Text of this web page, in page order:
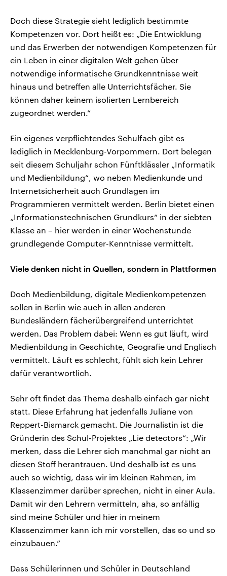
Doch diese Strategie sieht lediglich bestimmte
Kompetenzen vor. Dort heißt es: „Die Entwicklung
und das Erwerben der notwendigen Kompetenzen für
ein Leben in einer digitalen Welt gehen über
notwendige informatische Grundkenntnisse weit
hinaus und betreffen alle Unterrichtsfächer. Sie
können daher keinem isolierten Lernbereich
zugeordnet werden.“
Ein eigenes verpflichtendes Schulfach gibt es
lediglich in Mecklenburg-Vorpommern. Dort belegen
seit diesem Schuljahr schon Fünftklässler „Informatik
und Medienbildung“, wo neben Medienkunde und
Internetsicherheit auch Grundlagen im
Programmieren vermittelt werden. Berlin bietet einen
„Informationstechnischen Grundkurs“ in der siebten
Klasse an – hier werden in einer Wochenstunde
grundlegende Computer-Kenntnisse vermittelt.
Viele denken nicht in Quellen, sondern in Plattformen
Doch Medienbildung, digitale Medienkompetenzen
sollen in Berlin wie auch in allen anderen
Bundesländern fächerübergreifend unterrichtet
werden. Das Problem dabei: Wenn es gut läuft, wird
Medienbildung in Geschichte, Geografie und Englisch
vermittelt. Läuft es schlecht, fühlt sich kein Lehrer
dafür verantwortlich.
Sehr oft findet das Thema deshalb einfach gar nicht
statt. Diese Erfahrung hat jedenfalls Juliane von
Reppert-Bismarck gemacht. Die Journalistin ist die
Gründerin des Schul-Projektes „Lie detectors“: „Wir
merken, dass die Lehrer sich manchmal gar nicht an
diesen Stoff herantrauen. Und deshalb ist es uns
auch so wichtig, dass wir im kleinen Rahmen, im
Klassenzimmer darüber sprechen, nicht in einer Aula.
Damit wir den Lehrern vermitteln, aha, so anfällig
sind meine Schüler und hier in meinem
Klassenzimmer kann ich mir vorstellen, das so und so
einzubauen.“
Dass Schülerinnen und Schüler in Deutschland